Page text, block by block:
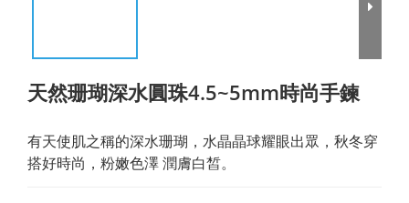
天然珊瑚深水圓珠4.5~5mm時尚手鍊
有天使肌之稱的深水珊瑚，水晶晶球耀眼出眾，秋冬穿
搭好時尚，粉嫩色澤 潤膚白皙。